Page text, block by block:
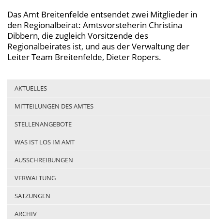
Das Amt Breitenfelde entsendet zwei Mitglieder in
den Regionalbeirat: Amtsvorsteherin Christina
Dibbern, die zugleich Vorsitzende des
Regionalbeirates ist, und aus der Verwaltung der
Leiter Team Breitenfelde, Dieter Ropers.
AKTUELLES
MITTEILUNGEN DES AMTES
STELLENANGEBOTE
WAS IST LOS IM AMT
AUSSCHREIBUNGEN
VERWALTUNG
SATZUNGEN
ARCHIV